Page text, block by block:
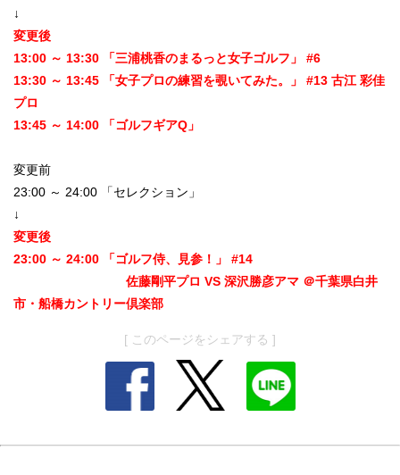
↓
変更後
13:00 ～ 13:30 「三浦桃香のまるっと女子ゴルフ」 #6
13:30 ～ 13:45 「女子プロの練習を覗いてみた。」 #13 古江 彩佳
プロ
13:45 ～ 14:00 「ゴルフギアQ」
変更前
23:00 ～ 24:00 「セレクション」
↓
変更後
23:00 ～ 24:00 「ゴルフ侍、見参！」 #14
佐藤剛平プロ VS 深沢勝彦アマ ＠千葉県白井
市・船橋カントリー倶楽部
[ このページをシェアする ]